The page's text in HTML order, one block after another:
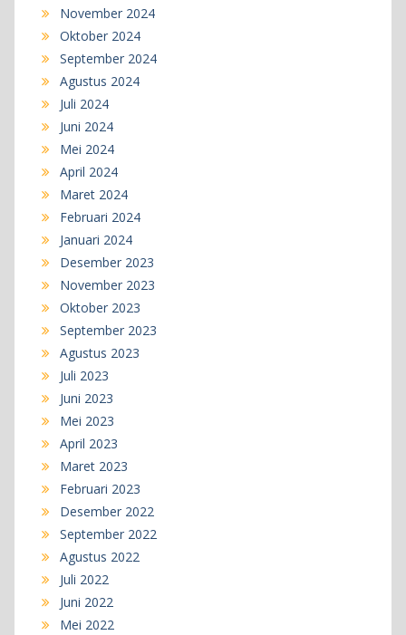
November 2024
Oktober 2024
September 2024
Agustus 2024
Juli 2024
Juni 2024
Mei 2024
April 2024
Maret 2024
Februari 2024
Januari 2024
Desember 2023
November 2023
Oktober 2023
September 2023
Agustus 2023
Juli 2023
Juni 2023
Mei 2023
April 2023
Maret 2023
Februari 2023
Desember 2022
September 2022
Agustus 2022
Juli 2022
Juni 2022
Mei 2022